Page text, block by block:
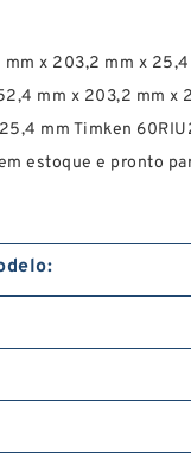
mm x 203,2 mm x
mm x 203,2 mm x
mm Timken
estoque e pronto